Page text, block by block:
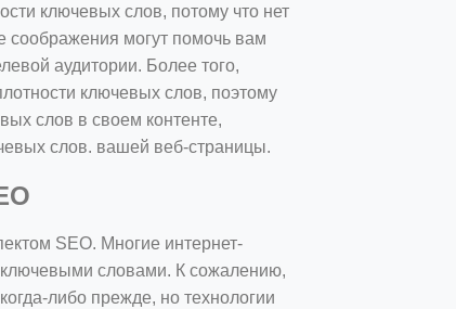
ключевых слов, потому что нет
соображения могут помочь вам
аудитории. Более того,
ключевых слов, поэтому
слов в своем контенте,
слов. вашей веб-страницы.
SEO. Многие интернет-
ключевыми словами. К сожалению,
либо прежде, но технологии